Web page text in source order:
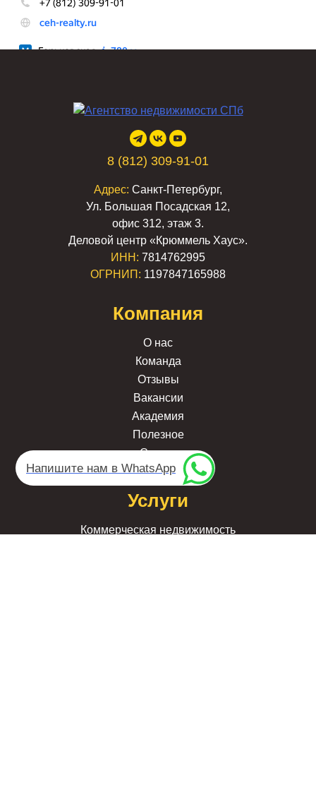
8 (812) 309-91-01
Адрес: Санкт-Петербург,
Ул. Большая Посадская 12,
офис 312, этаж 3.
Деловой центр «Крюммель Хаус».
ИНН: 7814762995
ОГРНИП: 1197847165988
Компания
О нас
Команда
Отзывы
Вакансии
Академия
Полезное
Статьи
Контакты
Услуги
Коммерческая недвижимость
Напишите нам в WhatsApp